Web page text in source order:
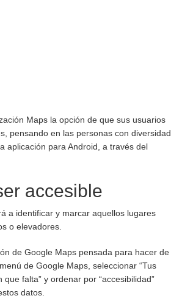
Maps la opción de que sus usuarios
pensando en las personas con diversidad
aplicación para Android, a través del
accesible
a identificar y marcar aquellos lugares
o elevadores.
de Google Maps pensada para hacer de
de Google Maps, seleccionar “Tus
falta” y ordenar por “accesibilidad”
datos.